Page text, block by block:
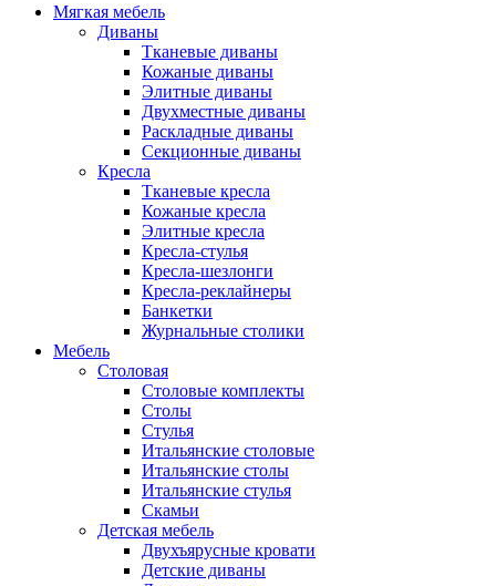
Мягкая мебель
Диваны
Тканевые диваны
Кожаные диваны
Элитные диваны
Двухместные диваны
Раскладные диваны
Секционные диваны
Кресла
Тканевые кресла
Кожаные кресла
Элитные кресла
Кресла-стулья
Кресла-шезлонги
Кресла-реклайнеры
Банкетки
Журнальные столики
Мебель
Столовая
Столовые комплекты
Столы
Стулья
Итальянские столовые
Итальянские столы
Итальянские стулья
Скамьи
Детская мебель
Двухъярусные кровати
Детские диваны